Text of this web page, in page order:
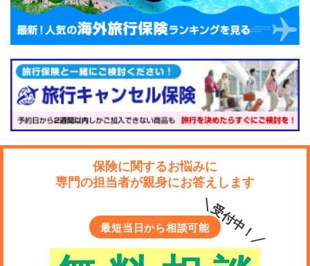
保険に関するお悩みに
専門の担当者が親身にお答えします
最短当日から相談可能＼受付中！／